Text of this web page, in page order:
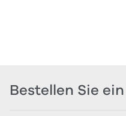
Bestellen Sie